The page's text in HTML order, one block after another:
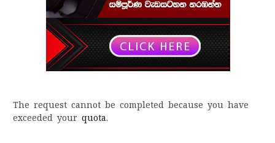
The request cannot be completed because you have
exceeded your quota.